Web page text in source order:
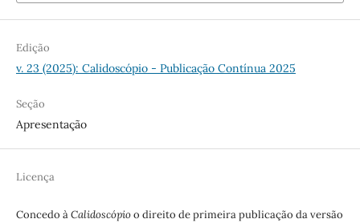
Edição
v. 23 (2025): Calidoscópio - Publicação Contínua 2025
Seção
Apresentação
Licença
Concedo àCalidoscópioo direito de primeira publicação da versão